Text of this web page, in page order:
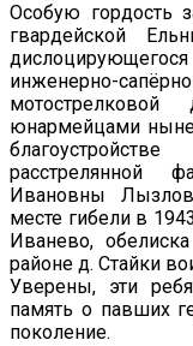
Особую гордость
гвардейской
инженерно-
юнармейцами
расстрелянной
Ивановны
месте гибели в
Иванево,
районе д. Стайки
Уверены, эти
память о павших
поколение.